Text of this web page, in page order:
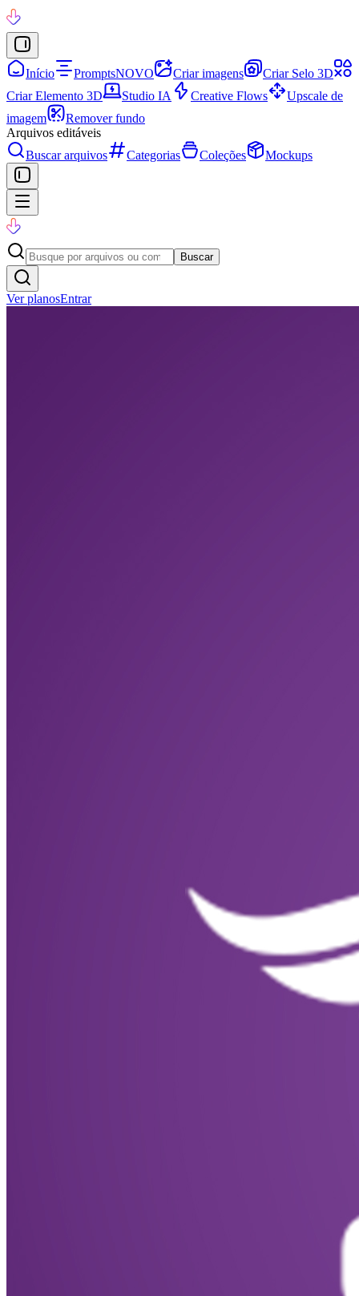
Início PromptsNOVO Criar imagens
Criar Selo 3D
Criar Elemento 3D
Studio IA Creative Flows
Upscale de
imagem
Remover fundo
Arquivos editáveis
Buscar arquivos
Categorias Coleções Mockups
Buscar
Ver planosEntrar